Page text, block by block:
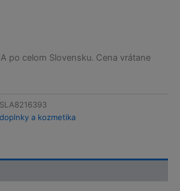
po celom Slovensku. Cena vrátane
a kozmetika